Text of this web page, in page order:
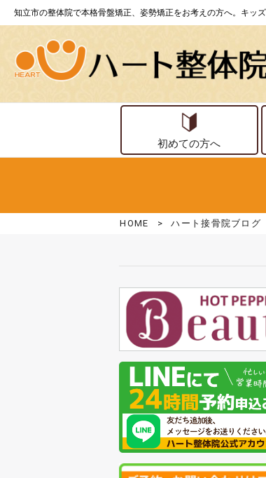
知立市の整体院で本格骨盤矯正、姿勢矯正をお考えの方へ。キッ
初めての方へ
HOME > ハート接骨院ブログ